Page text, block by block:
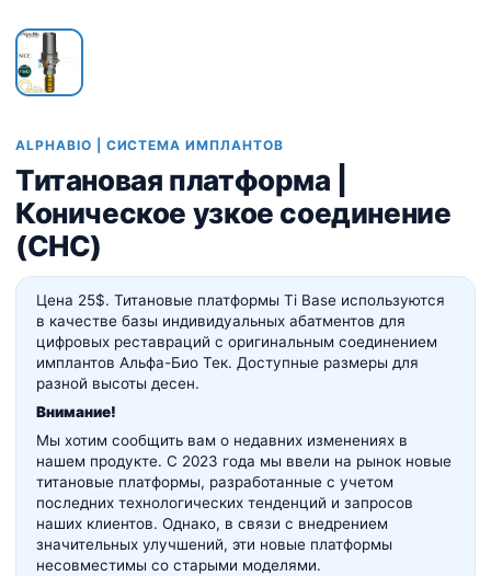
ALPHABIO | СИСТЕМА ИМПЛАНТОВ
Титановая платформа |
Коническое узкое соединение
(CHC)
Цена 25$. Титановые платформы Ti Base используются
в качестве базы индивидуальных абатментов для
цифровых реставраций с оригинальным соединением
имплантов Альфа-Био Тек. Доступные размеры для
разной высоты десен.
Внимание!
Мы хотим сообщить вам о недавних изменениях в
нашем продукте. С 2023 года мы ввели на рынок новые
титановые платформы, разработанные с учетом
последних технологических тенденций и запросов
наших клиентов. Однако, в связи с внедрением
значительных улучшений, эти новые платформы
несовместимы со старыми моделями.